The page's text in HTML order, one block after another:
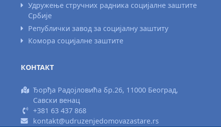
Удружење стручних радника социјалне заштите
Србије
Републички завод за социјалну заштиту
Комора социјалне заштите
КОНТАКТ
Ђорђа Радојловића бр.26, 11000 Београд,
Савски венац
+381 63 437 868
kontakt@udruzenjedomovazastare.rs